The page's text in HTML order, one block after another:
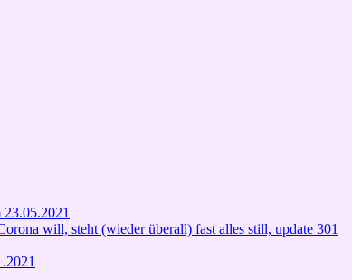
will, steht (wieder überall) fast alles still, update 301